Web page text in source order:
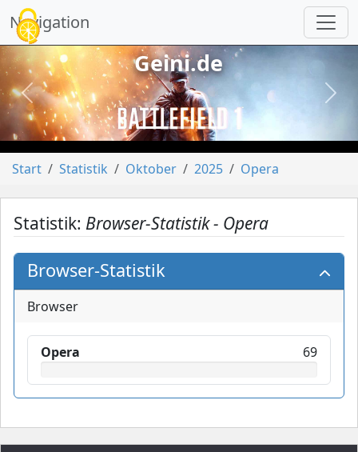
Navigation
vorheriges
Geini.de
Start Statistik Oktober 2025 Opera
Statistik: Browser-Statistik - Opera
Browser-Statistik
Browser
Opera 69
Cookie-Einstellungen